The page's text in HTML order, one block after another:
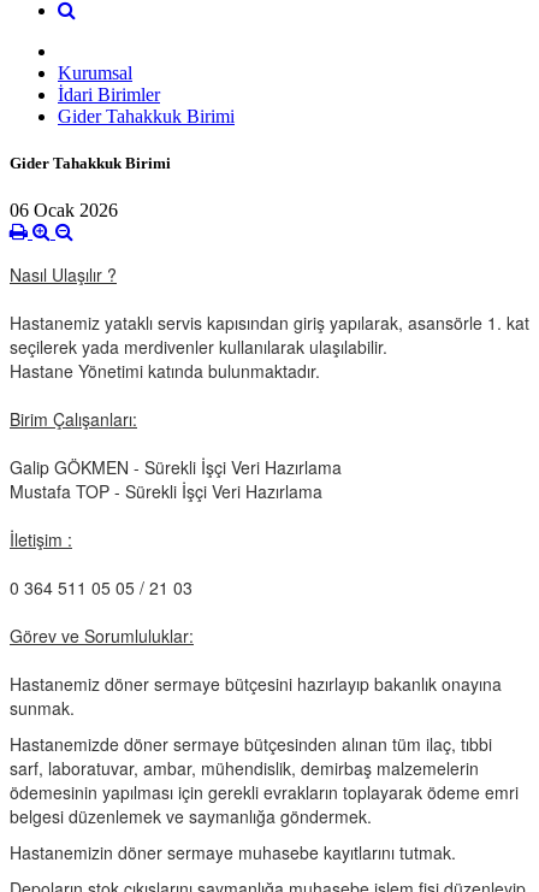
Kurumsal
İdari Birimler
Gider Tahakkuk Birimi
Gider Tahakkuk Birimi
06 Ocak 2026
Nasıl Ulaşılır ?
Hastanemiz yataklı servis kapısından giriş yapılarak, asansörle 1. kat
seçilerek yada merdivenler kullanılarak ulaşılabilir.
Hastane Yönetimi katında bulunmaktadır.
Birim Çalışanları:
Galip GÖKMEN - Sürekli İşçi Veri Hazırlama
Mustafa TOP - Sürekli İşçi Veri Hazırlama
İletişim :
0 364 511 05 05 / 21 03
Görev ve Sorumluluklar:
Hastanemiz döner sermaye bütçesini hazırlayıp bakanlık onayına
sunmak.
Hastanemizde döner sermaye bütçesinden alınan tüm ilaç, tıbbi
sarf, laboratuvar, ambar, mühendislik, demirbaş malzemelerin
ödemesinin yapılması için gerekli evrakların toplayarak ödeme emri
belgesi düzenlemek ve saymanlığa göndermek.
Hastanemizin döner sermaye muhasebe kayıtlarını tutmak.